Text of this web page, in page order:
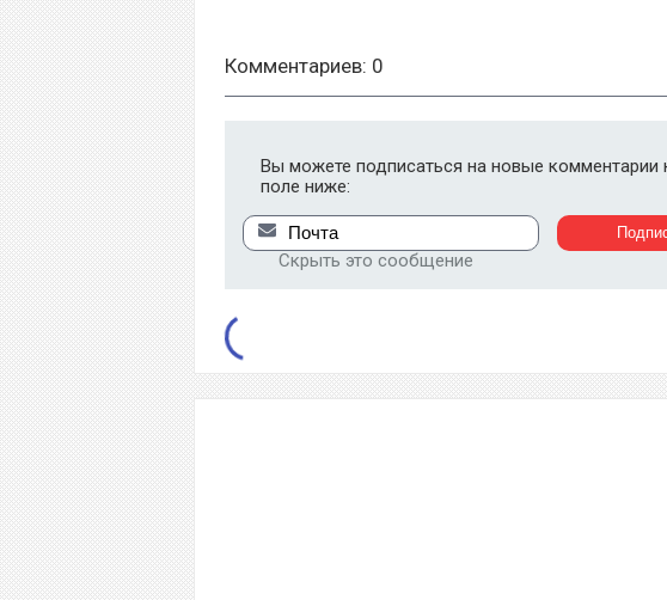
Комментариев: 0
Вы можете подписаться на новые комментарии
поле ниже:
Скрыть это сообщение